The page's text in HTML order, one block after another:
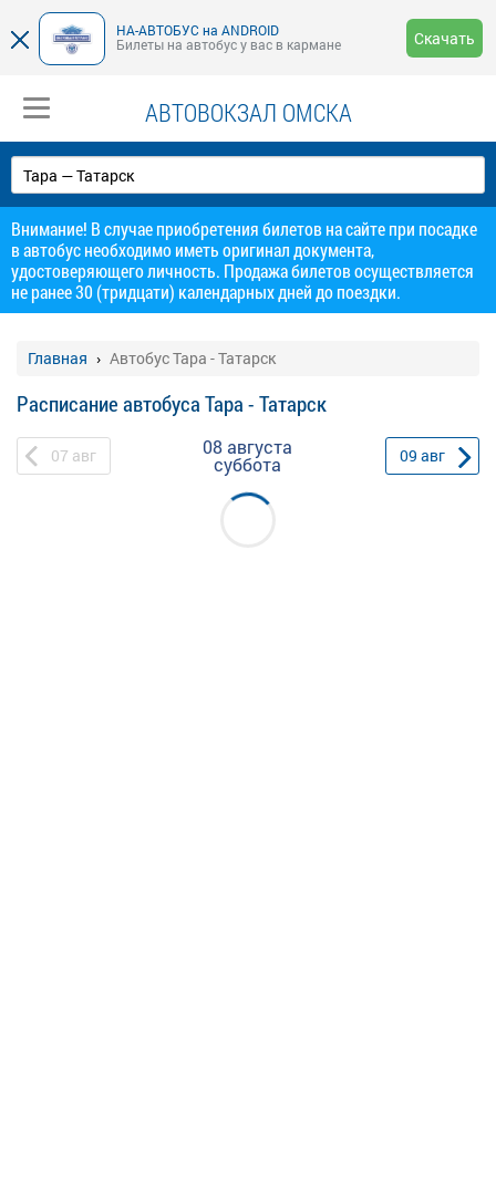
НА-АВТОБУС на ANDROID
Билеты на автобус у вас в кармане
Скачать
АВТОВОКЗАЛ ОМСКА
Внимание! В случае приобретения билетов на сайте при посадке
в автобус необходимо иметь оригинал документа,
удостоверяющего личность. Продажа билетов осуществляется
не ранее 30 (тридцати) календарных дней до поездки.
Главная Автобус Тара - Татарск
Расписание автобуса Тара - Татарск
07 авг 08 августа
суббота 09 авг